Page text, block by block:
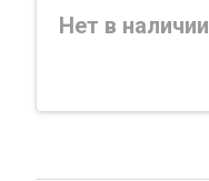
Нет в наличии